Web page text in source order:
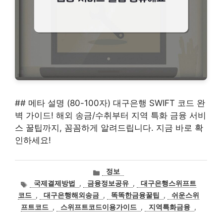
## 메타 설명 (80-100자) 대구은행 SWIFT 코드 완
벽 가이드! 해외 송금/수취부터 지역 특화 금융 서비
스 꿀팁까지, 꼼꼼하게 알려드립니다. 지금 바로 확
인하세요!
카
테
고
리
정보
태
그
국제결제방법 , 금융정보공유 ,
대구은행스위프트
코드 , 대구은행해외송금 , 똑똑한금융꿀팁 ,
쉬운스위
프트코드 , 스위프트코드이용가이드 , 지역특화금융 ,